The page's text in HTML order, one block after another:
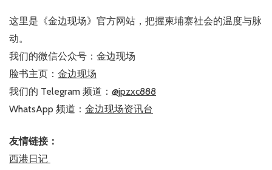
这里是《金边现场》官方网站，把握柬埔寨社会的温度与脉
动。
我们的微信公众号：金边现场
脸书主页： 金边现场
我们的 Telegram 频道： @jpzxc888
WhatsApp 频道： 金边现场资讯台
友情链接：
西港日记